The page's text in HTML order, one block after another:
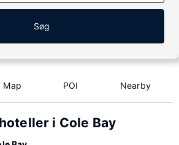
Søg
Map POI Nearby
i Cole Bay